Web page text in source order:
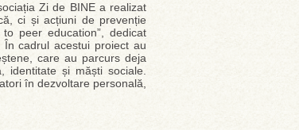
Zi de BINE a realizat
ci și acțiuni de prevenție
peer education”, dedicat
cadrul acestui proiect au
care au parcurs deja
identitate și măști sociale.
în dezvoltare personală,